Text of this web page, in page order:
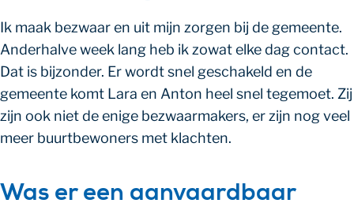
Ik maak bezwaar en uit mijn zorgen bij de gemeente.
Anderhalve week lang heb ik zowat elke dag contact.
Dat is bijzonder. Er wordt snel geschakeld en de
gemeente komt Lara en Anton heel snel tegemoet. Zij
zijn ook niet de enige bezwaarmakers, er zijn nog veel
meer buurtbewoners met klachten.
Was er een aanvaardbaar